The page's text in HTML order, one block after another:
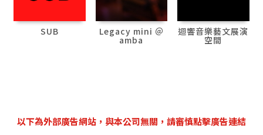
SUB Legacy mini ＠
amba
迴響音樂藝文展演
空間
以下為外部廣告網站，與本公司無關，請審慎點擊廣告連結